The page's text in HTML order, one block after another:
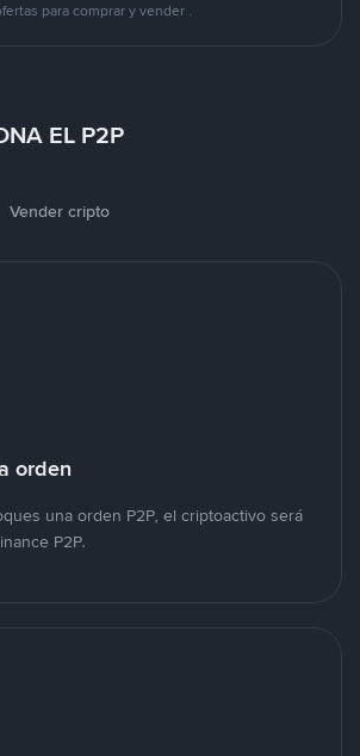
para comprar y vender .
EL P2P
Vender cripto
orden
una orden P2P, el criptoactivo será
P2P.